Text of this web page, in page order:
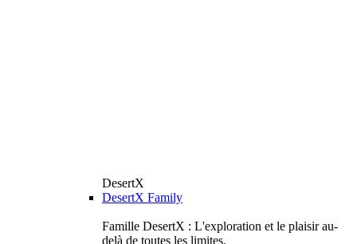
DesertX
DesertX Family
Famille DesertX : L'exploration et le plaisir au-
delà de toutes les limites.